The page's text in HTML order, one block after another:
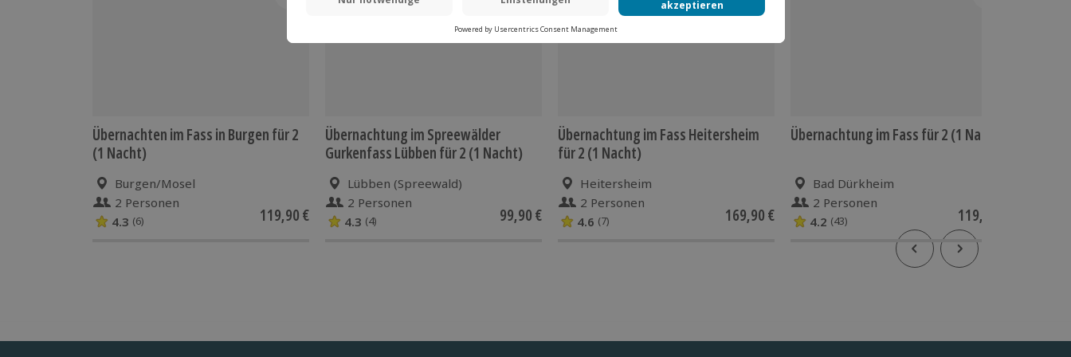
Übernachten im Fass in Burgen für 2
(1 Nacht)
Burgen/Mosel
2 Personen
4.3 (6) 119,90 €
Übernachtung im Spreewälder
Gurkenfass Lübben für 2 (1 Nacht)
Lübben (Spreewald)
2 Personen
4.3 (4) 99,90 €
Übernachtung im Fass Heitersheim
für 2 (1 Nacht)
Heitersheim
2 Personen
4.6 (7) 169,90 €
Übernachtung im Fass für 2 (1 Nacht)
Bad Dürkheim
2 Personen
4.2 (43) 119,90 €